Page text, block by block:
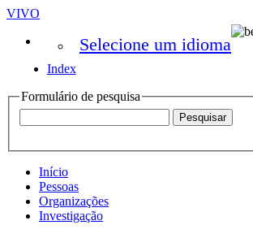
VIVO
Selecione um idioma
Index
Formulário de pesquisa
Início
Pessoas
Organizações
Investigação